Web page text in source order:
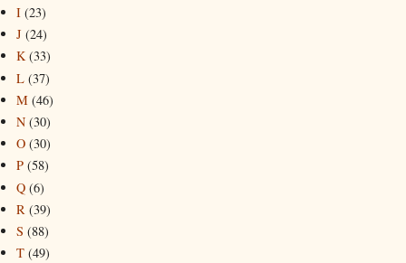
I (23)
J (24)
K (33)
L (37)
M (46)
N (30)
O (30)
P (58)
Q (6)
R (39)
S (88)
T (49)